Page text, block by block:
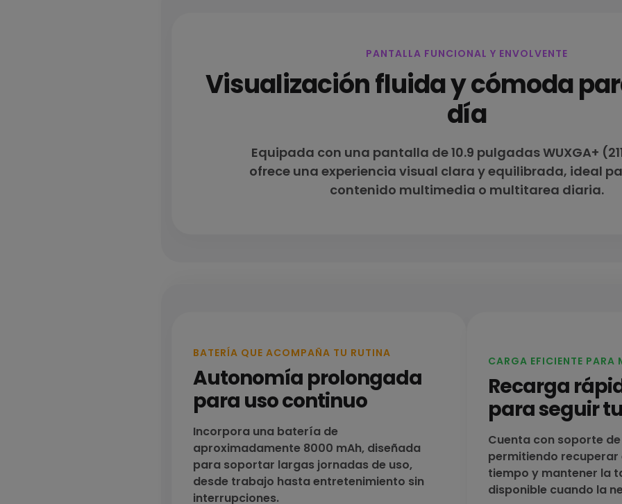
PANTALLA FUNCIONAL Y ENVOLVENTE
Visualización fluida y cómoda
día
Equipada con una pantalla de 10.9 pulgadas WUXGA+
ofrece una experiencia visual clara y equilibrada, ideal
contenido multimedia o multitarea diaria.
BATERÍA QUE ACOMPAÑA TU RUTINA
Autonomía prolongada
para uso continuo
Incorpora una batería de
aproximadamente 8000 mAh, diseñada
para soportar largas jornadas de uso,
desde trabajo hasta entretenimiento sin
interrupciones.
CARGA EFICIENTE
Recarga
para seguir
Cuenta con soporte
permitiendo recuperar
tiempo y mantener la
disponible cuando la